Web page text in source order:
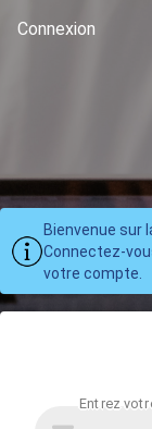
Connexion
Bienvenue sur
Connectez-
votre compte.